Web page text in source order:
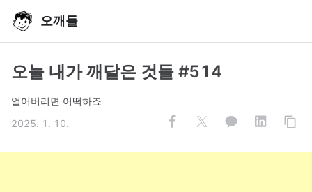
오깨들
오늘 내가 깨달은 것들 #514
얼어버리면 어떡하죠
2025. 1. 10.